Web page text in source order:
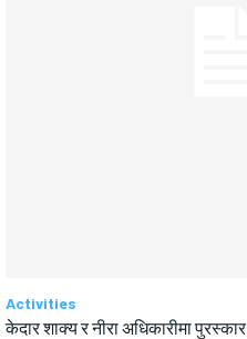
Activities
केदार शाक्य र नीरा अधिकारीमा